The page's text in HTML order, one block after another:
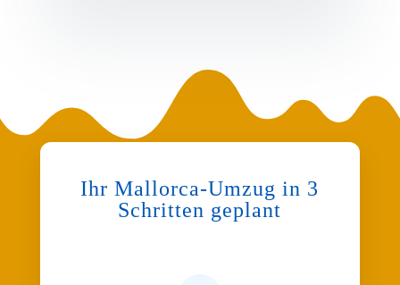
Ihr Mallorca-Umzug in 3
Schritten geplant